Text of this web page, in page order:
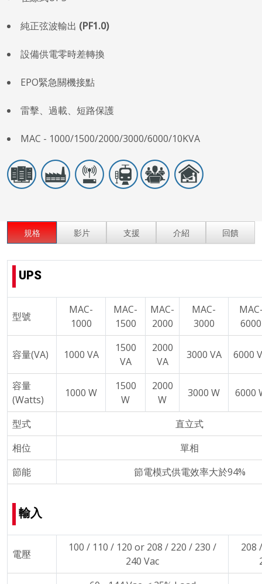
純正弦波輸出 (PF1.0)
設備供電零時差轉換
EPO緊急關機接點
雷擊、過載、短路保護
MAC - 1000/1500/2000/3000/6000/10KVA
規格 影片 支援 介紹 回饋
UPS
型號
MAC-
1000
MAC-
1500
MAC-
2000
MAC-
3000
6000
容量(VA) 1000 VA
1500
VA
2000
VA
3000 VA 6000
容量
(Watts)
1000 W
1500
W
2000
W
3000 W 6000
型式
直立式
相位
單相
節能
節電模式供電效率大於94%
輸入
電壓
100 / 110 / 120 or 208 / 220 / 230 /
240 Vac
208